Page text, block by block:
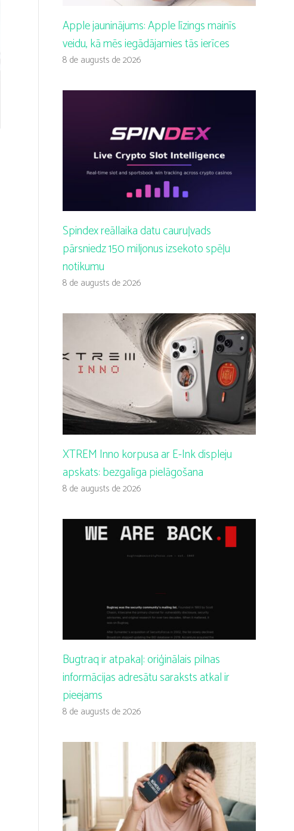
Apple jauninājums: Apple līzings mainīs
veidu, kā mēs iegādājamies tās ierīces
8 de augusts de 2026
Spindex reāllaika datu cauruļvads
pārsniedz 150 miljonus izsekoto spēļu
notikumu
8 de augusts de 2026
XTREM Inno korpusa ar E-Ink displeju
apskats: bezgalīga pielāgošana
8 de augusts de 2026
Bugtraq ir atpakaļ: oriģinālais pilnas
informācijas adresātu saraksts atkal ir
pieejams
8 de augusts de 2026